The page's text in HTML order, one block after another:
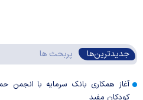
جدیدترین‌ها پربحث ها
آغاز همکاری بانک سرمایه با انجمن
کودکان مفید